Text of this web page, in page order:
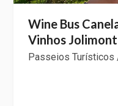
Wine Bus
Vinhos Jolimont
Passeios Turísticos